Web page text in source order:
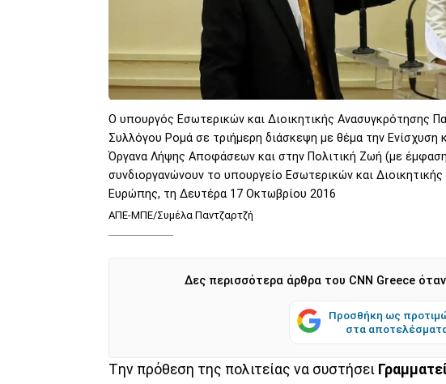
Ο υπουργός Εσωτερικών και Διοικητικής Ανασυγκρότησης
Συλλόγου Ρομά σε τριήμερη διάσκεψη με θέμα την
Όργανα Λήψης Αποφάσεων και στην Πολιτική Ζωή (με
συνδιοργανώνουν το υπουργείο Εσωτερικών και
Ευρώπης, τη Δευτέρα 17 Οκτωβρίου 2016
ΑΠΕ-ΜΠΕ/Συμέλα Παντζαρτζή
Δες περισσότερα άρθρα του CNN Greece
Προσθήκη ως
στα
Tην πρόθεση της πολιτείας να συστήσει